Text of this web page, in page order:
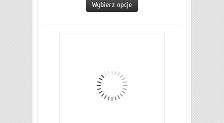
Wybierz opcje